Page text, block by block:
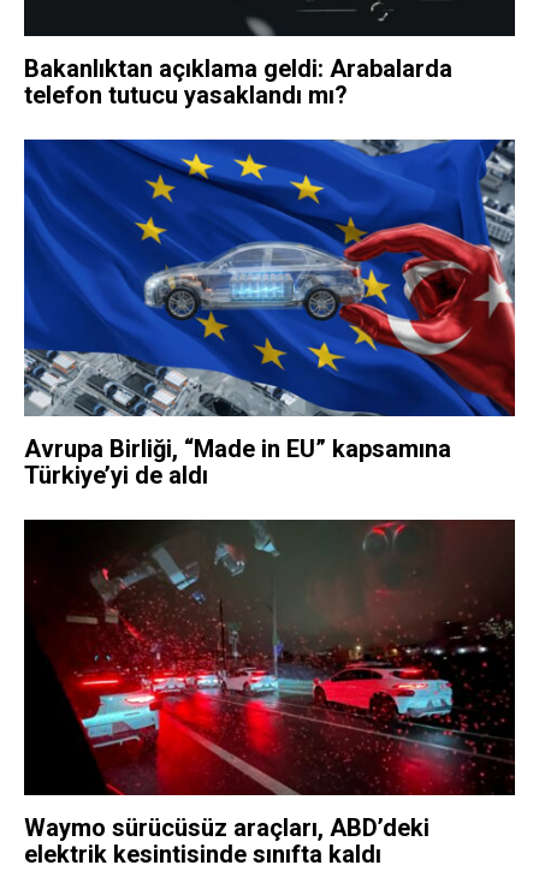
Bakanlıktan açıklama geldi: Arabalarda
telefon tutucu yasaklandı mı?
Avrupa Birliği, “Made in EU” kapsamına
Türkiye’yi de aldı
Waymo sürücüsüz araçları, ABD’deki
elektrik kesintisinde sınıfta kaldı